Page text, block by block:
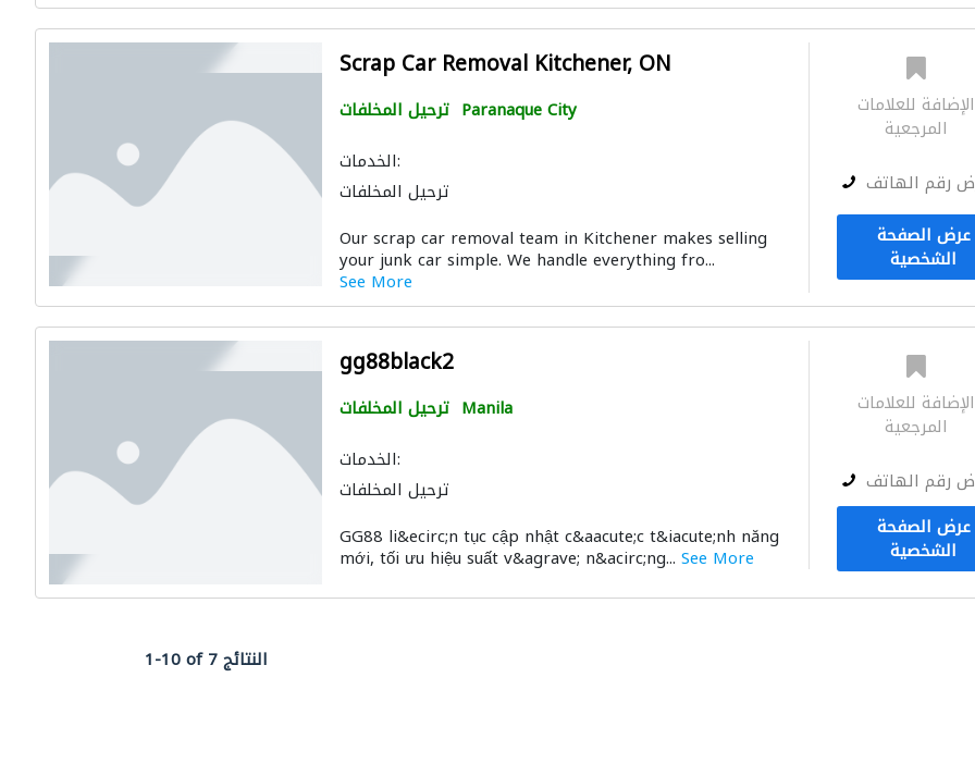
Scrap Car Removal Kitchener, ON
ترحيل المخلفات Paranaque City
الخدمات:
ترحيل المخلفات
Our scrap car removal team in Kitchener makes selling
your junk car simple. We handle everything fro...
See More
الإضافة للعلامات
المرجعية
رقم الهاتف
عرض الصفحة
الشخصية
gg88black2
ترحيل المخلفات Manila
الخدمات:
ترحيل المخلفات
GG88 li&ecirc;n tục cập nhật c&aacute;c t&iacute;nh năng
mới, tối ưu hiệu suất v&agrave; n&acirc;ng... See More
الإضافة للعلامات
المرجعية
رقم الهاتف
عرض الصفحة
الشخصية
1-10 of 7 النتائج